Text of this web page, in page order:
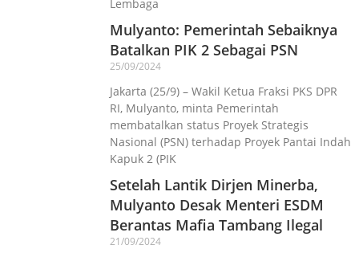
Lembaga
Mulyanto: Pemerintah Sebaiknya
Batalkan PIK 2 Sebagai PSN
25/09/2024
Jakarta (25/9) – Wakil Ketua Fraksi PKS DPR
RI, Mulyanto, minta Pemerintah
membatalkan status Proyek Strategis
Nasional (PSN) terhadap Proyek Pantai Indah
Kapuk 2 (PIK
Setelah Lantik Dirjen Minerba,
Mulyanto Desak Menteri ESDM
Berantas Mafia Tambang Ilegal
21/09/2024